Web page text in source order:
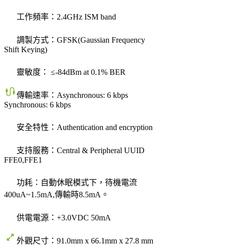
工作頻率：2.4GHz ISM band
調製方式：GFSK(Gaussian Frequency
Shift Keying)
靈敏度： ≤-84dBm at 0.1% BER
傳輸速率：Asynchronous: 6 kbps
Synchronous: 6 kbps
安全特性：Authentication and encryption
支持服務：Central & Peripheral UUID
FFE0,FFE1
功耗：自動休眠模式下，待機電流
400uA~1.5mA,傳輸時8.5mA。
供電電源：+3.0VDC 50mA
外觀尺寸：91.0mm x 66.1mm x 27.8 mm